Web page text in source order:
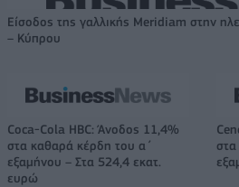
Είσοδος της γαλλικής Meridiam στην
– Κύπρου
Coca-Cola HBC: Άνοδος 11,4%
στα καθαρά κέρδη του α΄
εξαμήνου – Στα 524,4 εκατ.
ευρώ